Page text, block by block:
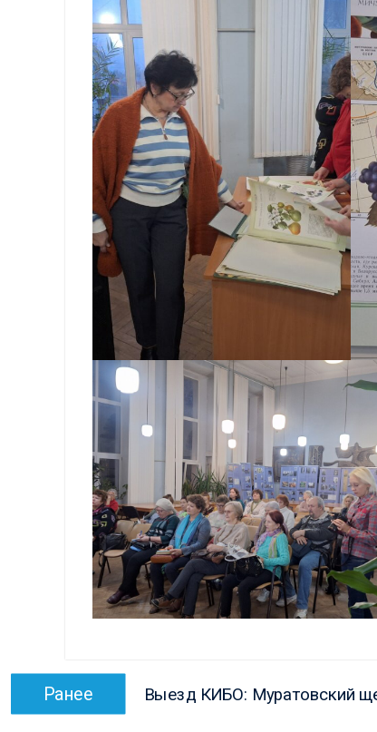
Навигация
Ранее
запись:
Выезд КИБО: Муратовский